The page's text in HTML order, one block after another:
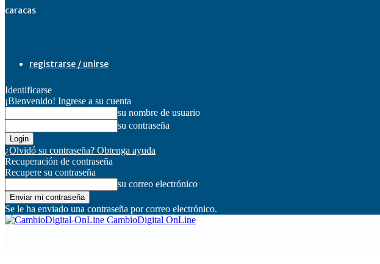
caracas
registrarse / unirse
Identificarse
¡Bienvenido! Ingrese a su cuenta
su nombre de usuario
su contraseña
¿Olvidó su contraseña? Obtenga ayuda
Recuperación de contraseña
Recupere su contraseña
su correo electrónico
Se le ha enviado una contraseña por correo electrónico.
CambioDigital OnLine